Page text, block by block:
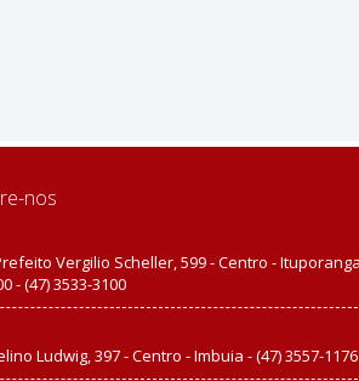
nos
Vergilio Scheller, 599 - Centro -
- (47) 3533-3100
Ludwig, 397 - Centro - Imbuia - (47) 3557-1176